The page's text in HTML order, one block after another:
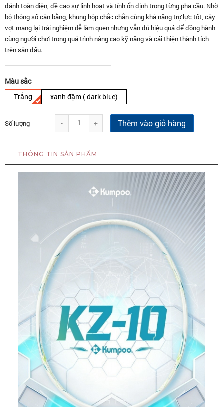
đánh toàn diện, đề cao sự linh hoạt và tính ổn định trong từng pha cầu. Nhờ
bộ thông số cân bằng, khung hộp chắc chắn cùng khả năng trợ lực tốt, cây
vợt mang lại trải nghiệm dễ làm quen nhưng vẫn đủ hiệu quả để đồng hành
cùng người chơi trong quá trình nâng cao kỹ năng và cải thiện thành tích
trên sân đấu.
Màu sắc
Trắng
xanh đậm ( dark blue)
Số lượng - + Thêm vào giỏ hàng
THÔNG TIN SẢN PHẨM